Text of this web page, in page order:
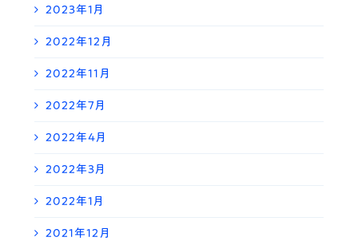
2023年1月
2022年12月
2022年11月
2022年7月
2022年4月
2022年3月
2022年1月
2021年12月